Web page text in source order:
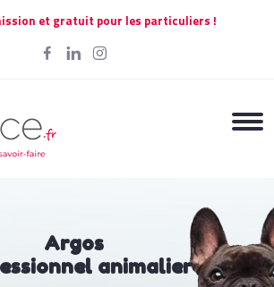
et gratuit pour les particuliers !
Argos
animalier